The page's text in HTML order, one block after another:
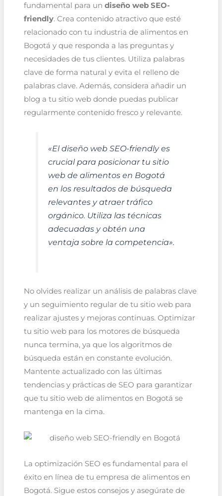
fundamental para un diseño web SEO-
friendly. Crea contenido atractivo que esté
relacionado con tu industria de alimentos en
Bogotá y que responda a las preguntas y
necesidades de tus clientes. Utiliza palabras
clave de forma natural y evita el relleno de
palabras clave. Además, considera añadir un
blog a tu sitio web donde puedas publicar
regularmente contenido fresco y relevante.
«El diseño web SEO-friendly es
crucial para posicionar tu sitio
web de alimentos en Bogotá
en los resultados de búsqueda
relevantes y atraer tráfico
orgánico. Utiliza las técnicas
adecuadas y obtén una
ventaja sobre la competencia».
No olvides realizar un análisis de palabras clave
y un seguimiento regular de tu sitio web para
realizar ajustes y mejoras continuas. Optimizar
tu sitio web para los motores de búsqueda
nunca termina, ya que los algoritmos de
búsqueda están en constante evolución.
Mantente actualizado con las últimas
tendencias y prácticas de SEO para garantizar
que tu sitio web de alimentos en Bogotá se
mantenga en la cima.
La optimización SEO es fundamental para el
éxito en línea de tu empresa de alimentos en
Bogotá. Sigue estos consejos y asegúrate de